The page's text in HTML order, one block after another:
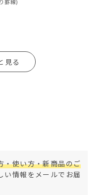
見る
・使い方・新商品のご
い情報をメールでお届